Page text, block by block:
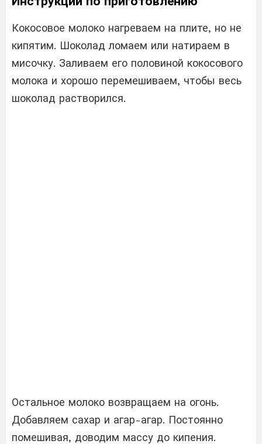
Кокосовое молоко нагреваем на плите, но не
кипятим. Шоколад ломаем или натираем в
мисочку. Заливаем его половиной кокосового
молока и хорошо перемешиваем, чтобы весь
шоколад растворился.
Остальное молоко возвращаем на огонь.
Добавляем сахар и агар-агар. Постоянно
помешивая, доводим массу до кипения.